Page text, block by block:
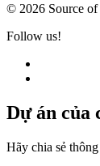
© 2026 Source of
Follow us!
Dự án của
Hãy chia sẻ